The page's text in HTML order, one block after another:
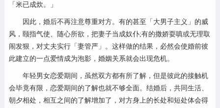
「米已成炊。」
因此，婚后不再注意尊重对方。有的甚至「大男子主义」的威
风，颐指气使、随心所欲，把妻子当成奴仆;有的撒娇耍嗔或无理取
闹发狠，对丈夫实行「妻管严」。这样做的结果，必然会使婚前彼
此建立的一点爱情成为泡影，婚姻关系就会出现危机。
年轻男女恋爱期间，虽然双方都有所了解，但是彼此的接触机
会毕竟有限，恋爱期间的了解也就不够全面。结婚后，共同生活、
朝夕相处，相互之间的了解增加了，对方身上的长处和短处体会得